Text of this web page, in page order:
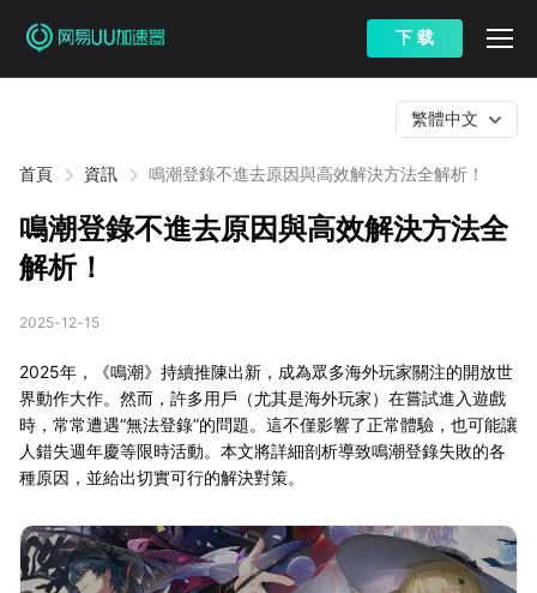
下 载
首頁 資訊 鳴潮登錄不進去原因與高效解決方法全解析！
繁體中文
鳴潮登錄不進去原因與高效解決方法全
解析！
2025-12-15
2025年，《鳴潮》持續推陳出新，成為眾多海外玩家關注的開放世
界動作大作。然而，許多用戶（尤其是海外玩家）在嘗試進入遊戲
時，常常遭遇“無法登錄”的問題。這不僅影響了正常體驗，也可能讓
人錯失週年慶等限時活動。本文將詳細剖析導致鳴潮登錄失敗的各
種原因，並給出切實可行的解決對策。